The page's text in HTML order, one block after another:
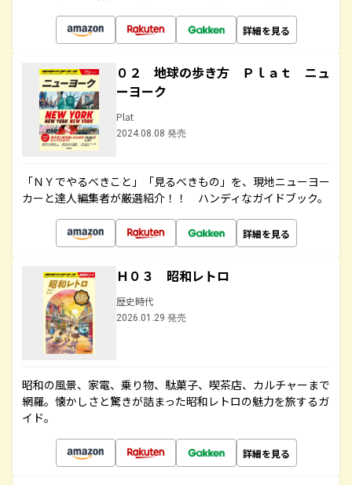
詳細を見る
０２ 地球の歩き方 Ｐｌａｔ ニュ
ーヨーク
Plat
2024.08.08 発売
「ＮＹでやるべきこと」「見るべきもの」を、現地ニューヨー
カーと達人編集者が厳選紹介！！ ハンディなガイドブック。
詳細を見る
Ｈ０３ 昭和レトロ
歴史時代
2026.01.29 発売
昭和の風景、家電、乗り物、駄菓子、喫茶店、カルチャーまで
網羅。懐かしさと驚きが詰まった昭和レトロの魅力を旅するガ
イド。
詳細を見る